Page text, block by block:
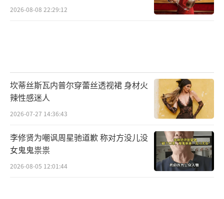
2026-08-08 22:29:12
坎蒂丝斯瓦内普尔穿蕾丝透视裙 身材火
辣性感迷人
2026-07-27 14:36:43
李修贤为嘲讽周星驰道歉 称对方没儿没
女鬼鬼祟祟
2026-08-05 12:01:44